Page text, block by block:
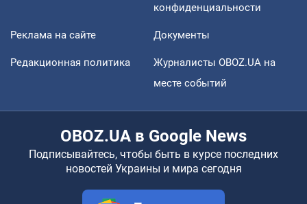
конфиденциальности
Реклама на сайте Документы
Редакционная политика
Журналисты OBOZ.UA на
месте событий
OBOZ.UA в Google News
Подписывайтесь, чтобы быть в курсе последних
новостей Украины и мира сегодня